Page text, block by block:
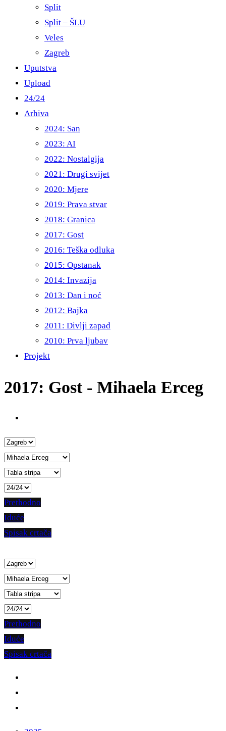
Split
Split – ŠLU
Veles
Zagreb
Uputstva
Upload
24/24
Arhiva
2024: San
2023: AI
2022: Nostalgija
2021: Drugi svijet
2020: Mjere
2019: Prava stvar
2018: Granica
2017: Gost
2016: Teška odluka
2015: Opstanak
2014: Invazija
2013: Dan i noć
2012: Bajka
2011: Divlji zapad
2010: Prva ljubav
Projekt
2017: Gost - Mihaela Erceg
Prethodno
Iduće
Spisak crtača
Prethodno
Iduće
Spisak crtača